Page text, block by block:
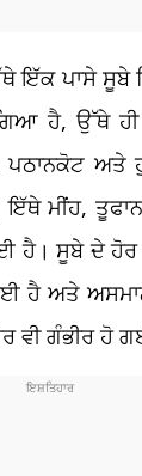
ਇੱਕ ਪਾਸੇ ਸੂਬੇ
ਹੈ, ਉੱਥੇ
ਅਤੇ
ਇੱਥੇ ਮੀਂਹ,
ਹੈ। ਸੂਬੇ ਦੇ
ਹੈ ਅਤੇ
ਵੀ ਗੰਭੀਰ ਹੋ